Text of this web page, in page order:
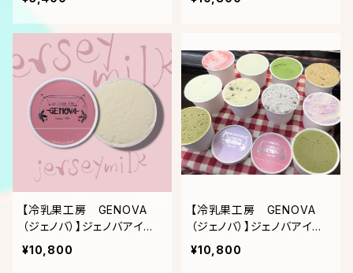
ケセット
レミアムBOX
【冷乳果工房 GENOVA
（ジェノバ）】ジェノバアイス9
個入り(ピスタチオ×8・ジャ
ージーミルク)
¥10,800
【冷乳果工房 GENOVA
（ジェノバ）】ジェノバアイス
(大人気ピスタチオを中心と
した10個入り)
¥10,800